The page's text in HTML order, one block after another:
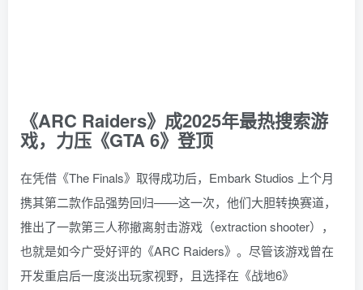
《ARC Raiders》成2025年最热搜索游
戏，力压《GTA 6》登顶
在凭借《The Finals》取得成功后，Embark Studios 上个月
携其第二款作品强势回归——这一次，他们大胆转换赛道，
推出了一款第三人称撤离射击游戏（extraction shooter），
也就是如今广受好评的《ARC Raiders》。尽管该游戏曾在
开发重启后一度淡出玩家视野，且选择在《战地6》